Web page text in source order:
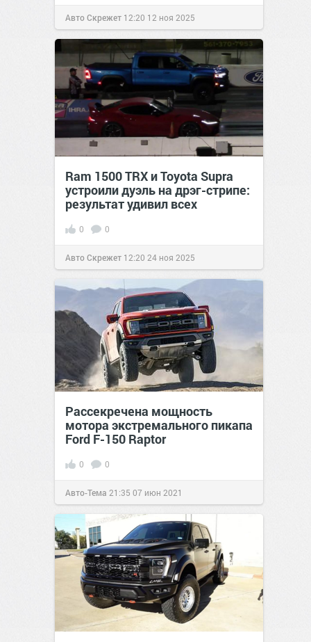
Авто Скрежет 12:20 12 ноя 2025
Ram 1500 TRX и Toyota Supra
устроили дуэль на дрэг-стрипе:
результат удивил всех
0 0
Авто Скрежет 12:20 24 ноя 2025
Рассекречена мощность
мотора экстремального пикапа
Ford F-150 Raptor
0 0
Авто-Тема 21:35 07 июн 2021